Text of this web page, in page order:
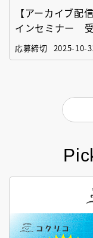
【アーカイブ配
インセミナー
「絵本創作実践講
応募締切 2025-10-